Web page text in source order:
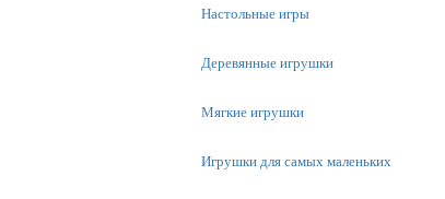
Настольные игры
Деревянные игрушки
Мягкие игрушки
Игрушки для самых маленьких